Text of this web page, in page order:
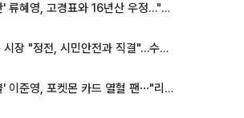
'나혼산' 류혜영, 고경표와 16년산 우정…"자취방서 부모님과 마주쳐"
이재준 시장 "정전, 시민안전과 직결"…수원시 비상대응체계 가동
'차쥐뿔' 이준영, 포켓몬 카드 열혈 팬⋯"리셀러 처단할 것"